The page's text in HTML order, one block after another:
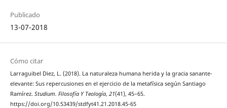
Publicado
13-07-2018
Cómo citar
Larraguibel Diez, L. (2018). La naturaleza humana herida y la gracia sanante-
elevante: Sus repercusiones en el ejercicio de la metafísica según Santiago
Ramírez. Studium. Filosofía Y Teología, 21(41), 45–65.
https://doi.org/10.53439/stdfyt41.21.2018.45-65